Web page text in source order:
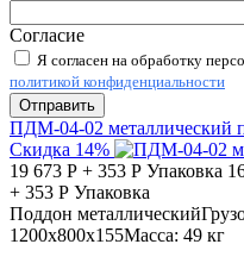
Согласие
Я согласен на обработку
политикой конфиденциальности
Отправить
ПДМ-04-02 металлический
Скидка 14%
19 673 Р + 353 Р Упаковка
+ 353 Р Упаковка
Поддон металлический
1200х800х155Масса: 49 кг